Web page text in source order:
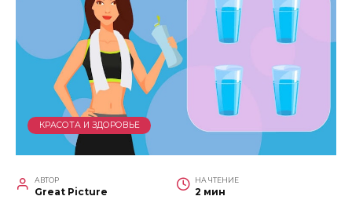
КРАСОТА И ЗДОРОВЬЕ
АВТОР
Great Picture
НА ЧТЕНИЕ
2 мин